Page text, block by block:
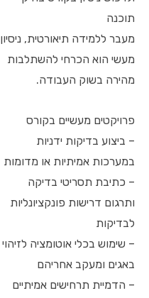
תוכנה
מעבר ללמידה תיאורטית, ניסיון
מעשי הוא הכרחי להשתלבות
מהירה בשוק העבודה.
פרויקטים מעשיים בקורס
– ביצוע בדיקות ידניות
במערכות אמיתיות או מדומות
– כתיבת תסריטי בדיקה
ותרגום דרישות פונקציונליות
לבדיקות
– שימוש בכלי אוטומציה לזיהוי
באגים ומעקב אחריהם
– הדמיית תרחישים אמיתיים